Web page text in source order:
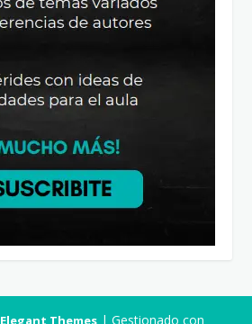
Elegant Themes| Gestionado con